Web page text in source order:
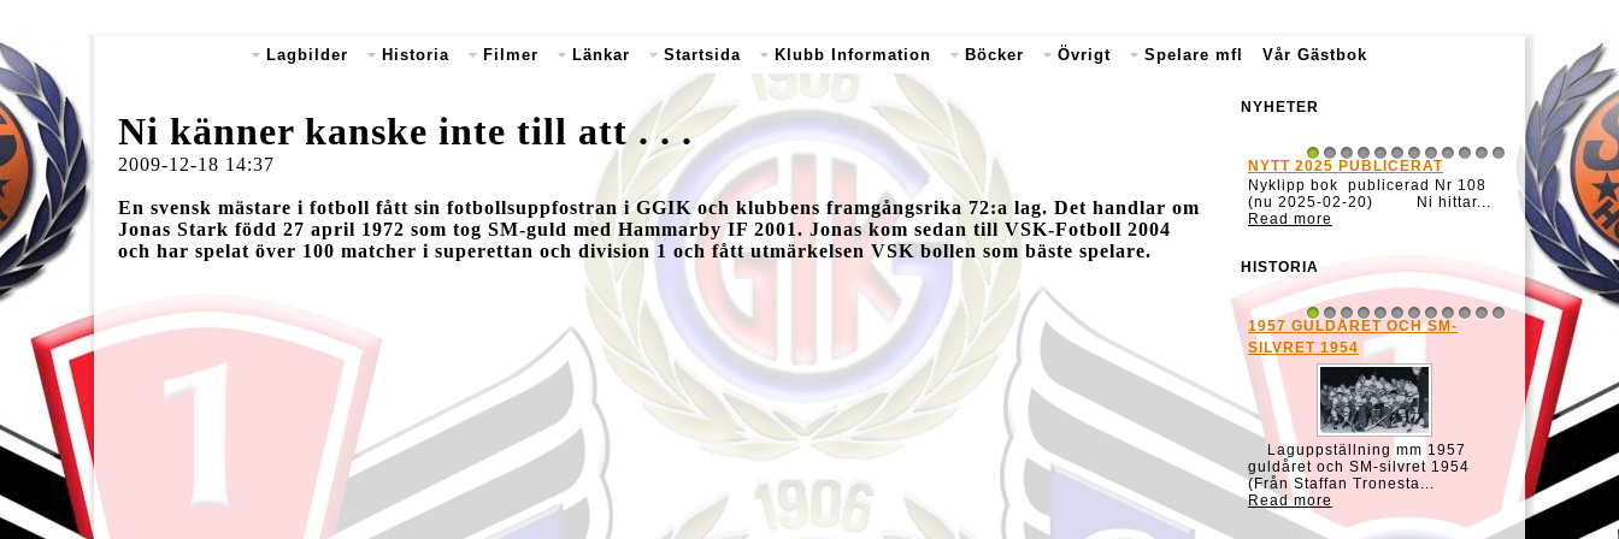
Lagbilder Historia Filmer Länkar Startsida Klubb Information Böcker Övrigt Spelare mfl Vår Gästbok
Ni känner kanske inte till att . . .
2009-12-18 14:37
En svensk mästare i fotboll fått sin fotbollsuppfostran i GGIK och klubbens framgångsrika 72:a lag. Det handlar om
Jonas Stark född 27 april 1972 som tog SM-guld med Hammarby IF 2001. Jonas kom sedan till VSK-Fotboll 2004
och har spelat över 100 matcher i superettan och division 1 och fått utmärkelsen VSK bollen som bäste spelare.
NYHETER
1 2 3 4 5 6 7 8 9
NYTT 2025 PUBLICERAT
Nyklipp bok publicerad Nr 108
(nu 2025-02-20) Ni hittar...
Read more
HISTORIA
1 2 3 4 5 6 7 8 9
1957 GULDÅRET OCH SM-
SILVRET 1954
Laguppställning mm 1957
guldåret och SM-silvret 1954
(Från Staffan Tronesta...
Read more